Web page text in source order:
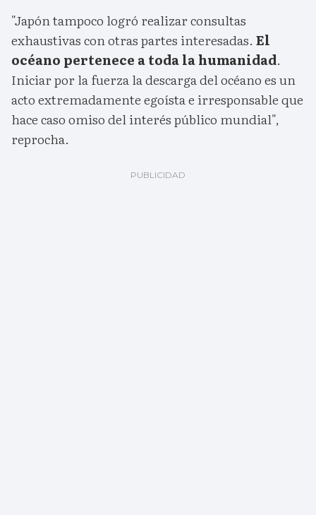
"Japón tampoco logró realizar consultas
exhaustivas con otras partes interesadas. El
océano pertenece a toda la humanidad.
Iniciar por la fuerza la descarga del océano es un
acto extremadamente egoísta e irresponsable que
hace caso omiso del interés público mundial",
reprocha.